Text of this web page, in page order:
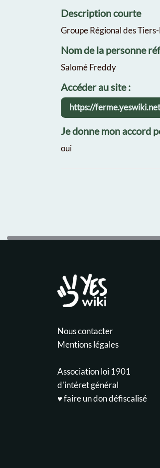
Description courte
Groupe Régional des
Nom de la personne
Salomé Freddy
Accéder au site :
https://
Je donne mon accord
oui
Nous contacter
Mentions légales
Association loi 1901
d'intéret général
♥️ faire un don défiscalisé